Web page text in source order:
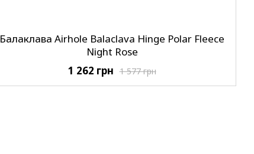
Балаклава Airhole Balaclava Hinge Polar Fleece
Night Rose
1 577 грн
1 262 грн